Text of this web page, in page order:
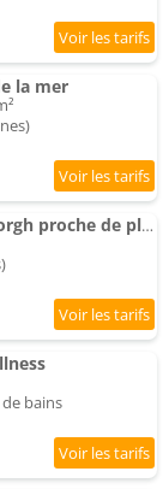
la mer
Maison de vacances Hazenborgh proche de plage
bains